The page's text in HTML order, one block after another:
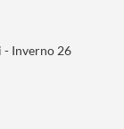
- Inverno 26